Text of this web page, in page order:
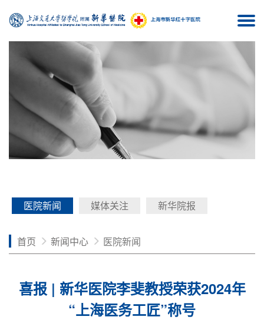
医院新闻 媒体关注 新华院报
首页 新闻中心 医院新闻
喜报 | 新华医院李斐教授荣获2024年
“上海医务工匠”称号